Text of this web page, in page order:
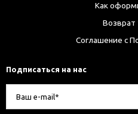
Как
Возврат
Соглашение с
Подписаться на нас